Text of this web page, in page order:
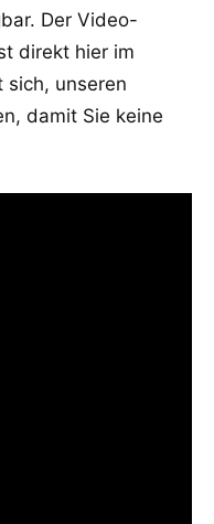
Der Video-
direkt hier im
sich, unseren
damit Sie keine